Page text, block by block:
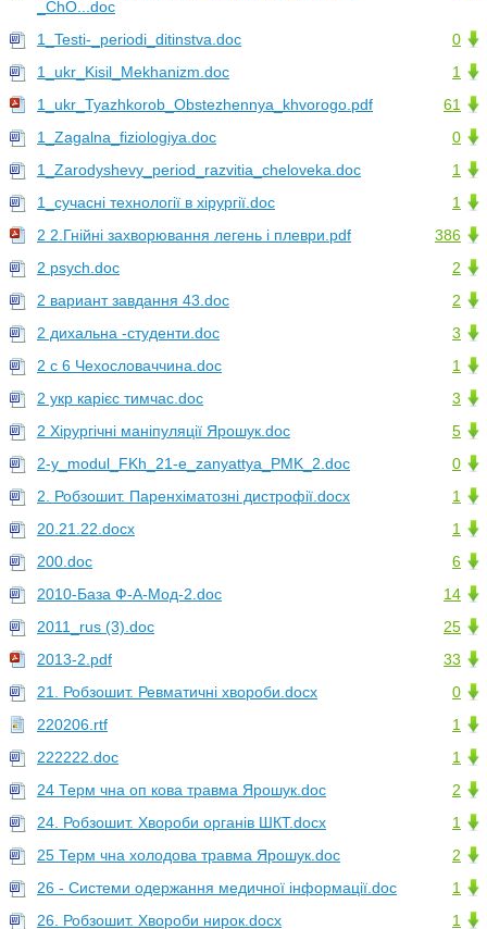
_ChO...doc
0
1_Testi-_periodi_ditinstva.doc
1
1_ukr_Kisil_Mekhanizm.doc
61
1_ukr_Tyazhkorob_Obstezhennya_khvorogo.pdf
0
1_Zagalna_fiziologiya.doc
1
1_Zarodyshevy_period_razvitia_cheloveka.doc
1
1_сучасні технології в хірургії.doc
386
2 2.Гнiйнi захворювання легень i плеври.pdf
2
2 psych.doc
2
2 вариант завдання 43.doc
3
2 дихальна -студенти.doc
1
2 с 6 Чехословаччина.doc
3
2 укр карієс тимчас.doc
5
2 Хірургічні маніпуляції Ярошук.doc
0
2-y_modul_FKh_21-e_zanyattya_PMK_2.doc
1
2. Робзошит. Паренхіматозні дистрофії.docx
1
20.21.22.docx
6
200.doc
14
2010-База Ф-А-Мод-2.doc
25
2011_rus (3).doc
33
2013-2.pdf
0
21. Робзошит. Ревматичні хвороби.docx
1
220206.rtf
1
222222.doc
2
24 Терм чна оп кова травма Ярошук.doc
1
24. Робзошит. Хвороби органів ШКТ.docx
2
25 Терм чна холодова травма Ярошук.doc
1
26 - Системи одержання медичної інформації.doc
1
26. Робзошит. Хвороби нирок.docx